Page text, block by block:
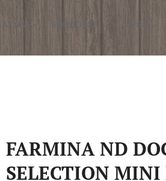
GATOS ROEDORES AVES
FARMINA ND
SELECTION MINI